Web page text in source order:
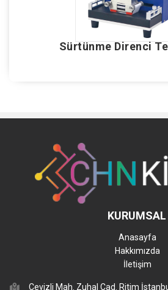
Sürtünme Direnci
KURUMSAL
Anasayfa
Hakkımızda
İletişim
Cevizli Mah. Zuhal Cad. Ritim